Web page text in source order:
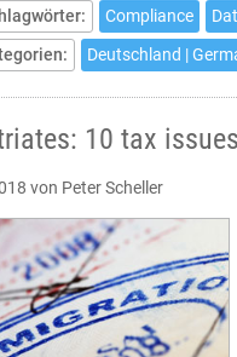
Erste
empfindliche
Geldbuße
gegen
Krankenhaus
Portugal
Compliance
Deutschland |
10 tax
von Peter Scheller